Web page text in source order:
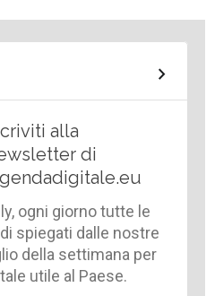
alla
di
ogni giorno tutte le
spiegati dalle nostre
della settimana per
utile al Paese.